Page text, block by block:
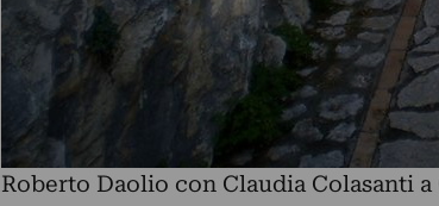
Roberto Daolio con Claudia Colasanti a